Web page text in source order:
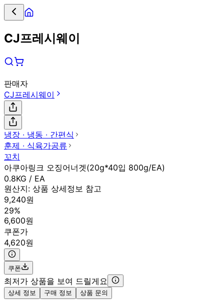
CJ프레시웨이
판매자
CJ프레시웨이
냉장 ∙ 냉동 ∙ 간편식
훈제 ∙ 식육가공류
꼬치
아쿠아링크 오징어너겟(20g*40입 800g/EA)
0.8KG / EA
원산지: 상품 상세정보 참고
9,240원
29%
6,600원
쿠폰가
4,620원
쿠폰
최저가 상품을 보여 드릴게요
상세 정보 구매 정보 상품 문의